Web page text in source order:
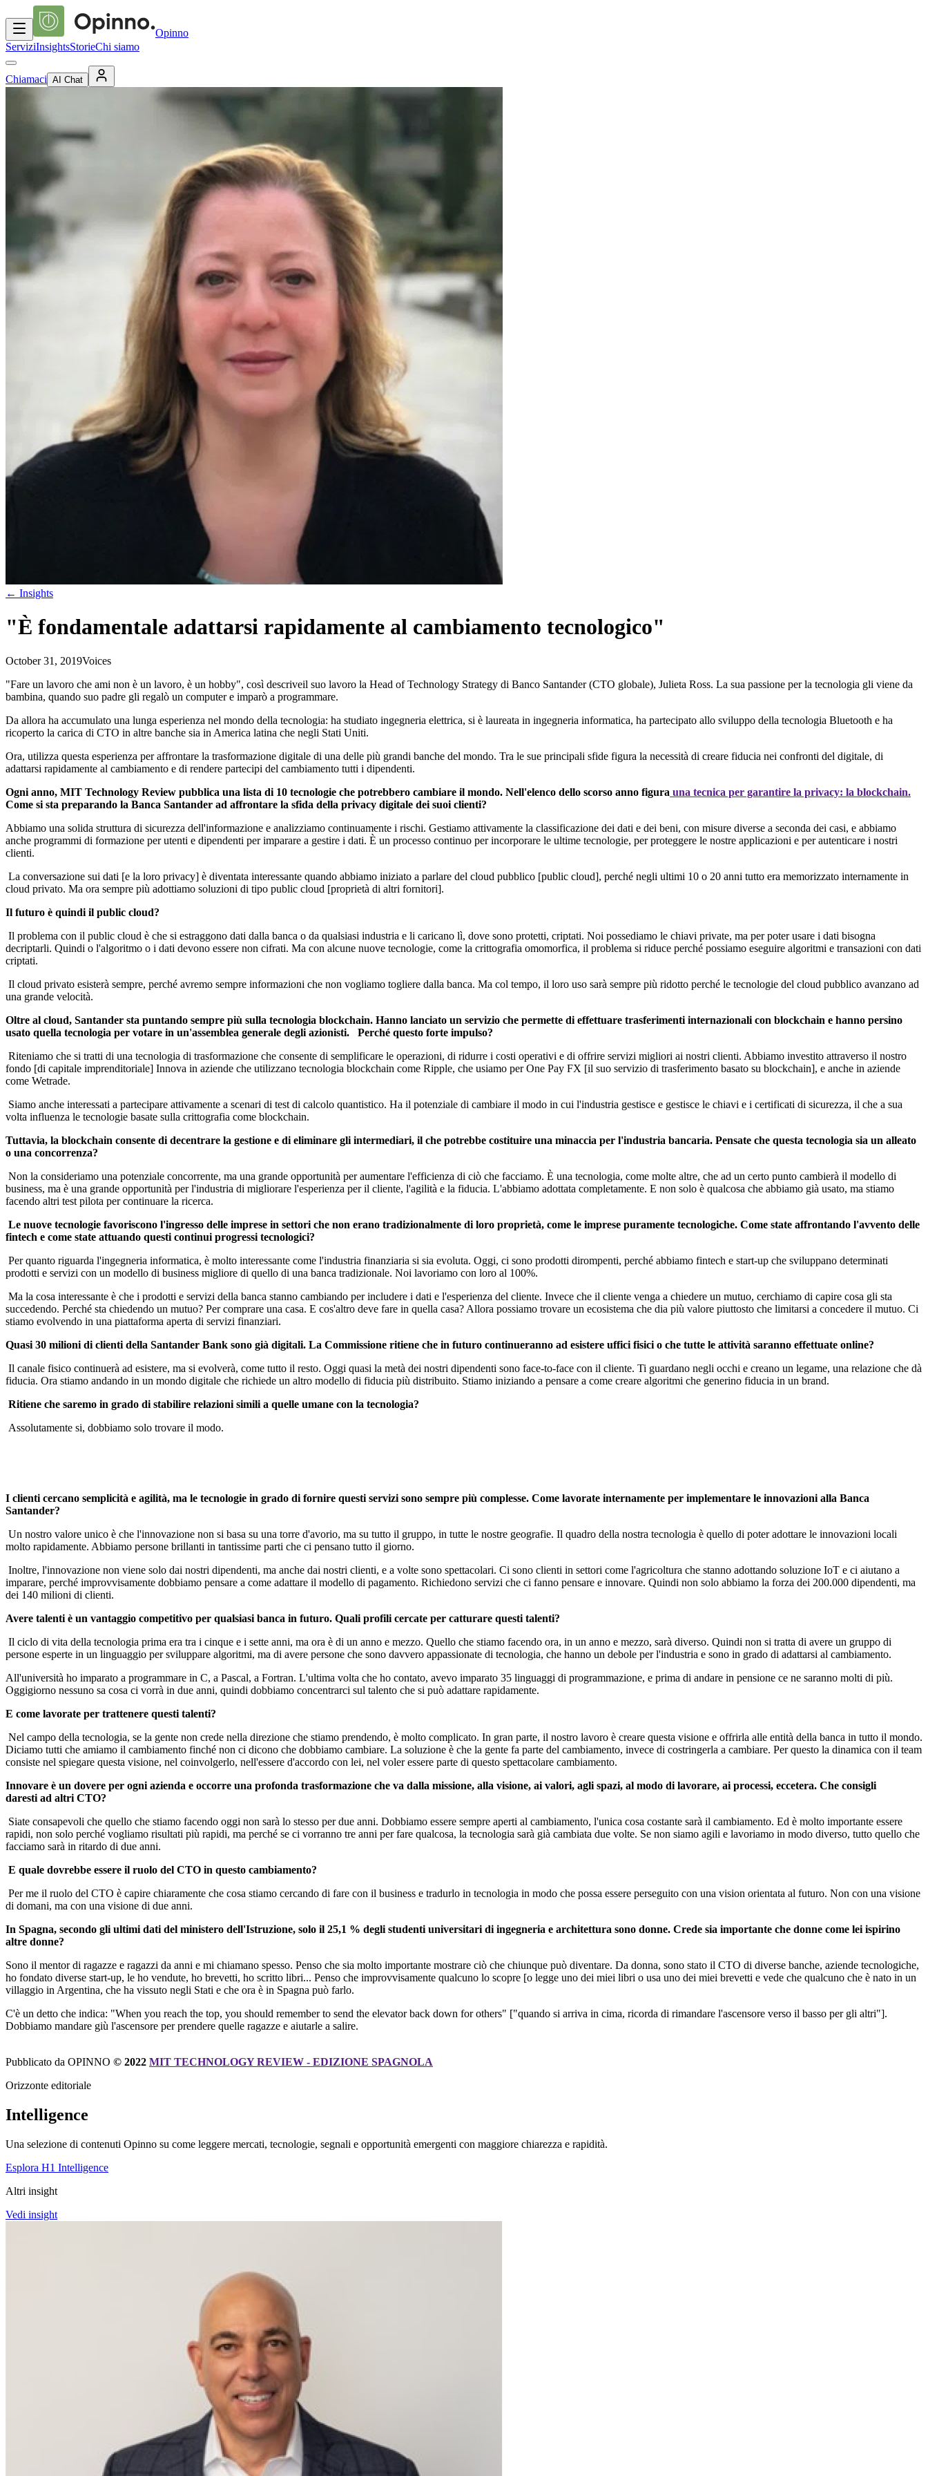
Opinno
ServiziInsightsStorieChi siamo
Chiamaci AI Chat
← Insights
"È fondamentale adattarsi rapidamente al cambiamento tecnologico"
October 31, 2019Voices
"Fare un lavoro che ami non è un lavoro, è un hobby", così descriveil suo lavoro la Head of Technology Strategy di Banco Santander (CTO globale), Julieta Ross. La sua passione per la tecnologia gli viene da
bambina, quando suo padre gli regalò un computer e imparò a programmare.
Da allora ha accumulato una lunga esperienza nel mondo della tecnologia: ha studiato ingegneria elettrica, si è laureata in ingegneria informatica, ha partecipato allo sviluppo della tecnologia Bluetooth e ha
ricoperto la carica di CTO in altre banche sia in America latina che negli Stati Uniti.
Ora, utilizza questa esperienza per affrontare la trasformazione digitale di una delle più grandi banche del mondo. Tra le sue principali sfide figura la necessità di creare fiducia nei confronti del digitale, di
adattarsi rapidamente al cambiamento e di rendere partecipi del cambiamento tutti i dipendenti.
Ogni anno, MIT Technology Review pubblica una lista di 10 tecnologie che potrebbero cambiare il mondo. Nell'elenco dello scorso anno figura una tecnica per garantire la privacy: la blockchain.
Come si sta preparando la Banca Santander ad affrontare la sfida della privacy digitale dei suoi clienti?
Abbiamo una solida struttura di sicurezza dell'informazione e analizziamo continuamente i rischi. Gestiamo attivamente la classificazione dei dati e dei beni, con misure diverse a seconda dei casi, e abbiamo
anche programmi di formazione per utenti e dipendenti per imparare a gestire i dati. È un processo continuo per incorporare le ultime tecnologie, per proteggere le nostre applicazioni e per autenticare i nostri
clienti.
La conversazione sui dati [e la loro privacy] è diventata interessante quando abbiamo iniziato a parlare del cloud pubblico [public cloud], perché negli ultimi 10 o 20 anni tutto era memorizzato internamente in
cloud privato. Ma ora sempre più adottiamo soluzioni di tipo public cloud [proprietà di altri fornitori].
Il futuro è quindi il public cloud?
Il problema con il public cloud è che si estraggono dati dalla banca o da qualsiasi industria e li caricano lì, dove sono protetti, criptati. Noi possediamo le chiavi private, ma per poter usare i dati bisogna
decriptarli. Quindi o l'algoritmo o i dati devono essere non cifrati. Ma con alcune nuove tecnologie, come la crittografia omomorfica, il problema si riduce perché possiamo eseguire algoritmi e transazioni con dati
criptati.
Il cloud privato esisterà sempre, perché avremo sempre informazioni che non vogliamo togliere dalla banca. Ma col tempo, il loro uso sarà sempre più ridotto perché le tecnologie del cloud pubblico avanzano ad
una grande velocità.
Oltre al cloud, Santander sta puntando sempre più sulla tecnologia blockchain. Hanno lanciato un servizio che permette di effettuare trasferimenti internazionali con blockchain e hanno persino
usato quella tecnologia per votare in un'assemblea generale degli azionisti. Perché questo forte impulso?
Riteniamo che si tratti di una tecnologia di trasformazione che consente di semplificare le operazioni, di ridurre i costi operativi e di offrire servizi migliori ai nostri clienti. Abbiamo investito attraverso il nostro
fondo [di capitale imprenditoriale] Innova in aziende che utilizzano tecnologia blockchain come Ripple, che usiamo per One Pay FX [il suo servizio di trasferimento basato su blockchain], e anche in aziende
come Wetrade.
Siamo anche interessati a partecipare attivamente a scenari di test di calcolo quantistico. Ha il potenziale di cambiare il modo in cui l'industria gestisce e gestisce le chiavi e i certificati di sicurezza, il che a sua
volta influenza le tecnologie basate sulla crittografia come blockchain.
Tuttavia, la blockchain consente di decentrare la gestione e di eliminare gli intermediari, il che potrebbe costituire una minaccia per l'industria bancaria. Pensate che questa tecnologia sia un alleato
o una concorrenza?
Non la consideriamo una potenziale concorrente, ma una grande opportunità per aumentare l'efficienza di ciò che facciamo. È una tecnologia, come molte altre, che ad un certo punto cambierà il modello di
business, ma è una grande opportunità per l'industria di migliorare l'esperienza per il cliente, l'agilità e la fiducia. L'abbiamo adottata completamente. E non solo è qualcosa che abbiamo già usato, ma stiamo
facendo altri test pilota per continuare la ricerca.
Le nuove tecnologie favoriscono l'ingresso delle imprese in settori che non erano tradizionalmente di loro proprietà, come le imprese puramente tecnologiche. Come state affrontando l'avvento delle
fintech e come state attuando questi continui progressi tecnologici?
Per quanto riguarda l'ingegneria informatica, è molto interessante come l'industria finanziaria si sia evoluta. Oggi, ci sono prodotti dirompenti, perché abbiamo fintech e start-up che sviluppano determinati
prodotti e servizi con un modello di business migliore di quello di una banca tradizionale. Noi lavoriamo con loro al 100%.
Ma la cosa interessante è che i prodotti e servizi della banca stanno cambiando per includere i dati e l'esperienza del cliente. Invece che il cliente venga a chiedere un mutuo, cerchiamo di capire cosa gli sta
succedendo. Perché sta chiedendo un mutuo? Per comprare una casa. E cos'altro deve fare in quella casa? Allora possiamo trovare un ecosistema che dia più valore piuttosto che limitarsi a concedere il mutuo. Ci
stiamo evolvendo in una piattaforma aperta di servizi finanziari.
Quasi 30 milioni di clienti della Santander Bank sono già digitali. La Commissione ritiene che in futuro continueranno ad esistere uffici fisici o che tutte le attività saranno effettuate online?
Il canale fisico continuerà ad esistere, ma si evolverà, come tutto il resto. Oggi quasi la metà dei nostri dipendenti sono face-to-face con il cliente. Ti guardano negli occhi e creano un legame, una relazione che dà
fiducia. Ora stiamo andando in un mondo digitale che richiede un altro modello di fiducia più distribuito. Stiamo iniziando a pensare a come creare algoritmi che generino fiducia in un brand.
Ritiene che saremo in grado di stabilire relazioni simili a quelle umane con la tecnologia?
Assolutamente si, dobbiamo solo trovare il modo.
I clienti cercano semplicità e agilità, ma le tecnologie in grado di fornire questi servizi sono sempre più complesse. Come lavorate internamente per implementare le innovazioni alla Banca
Santander?
Un nostro valore unico è che l'innovazione non si basa su una torre d'avorio, ma su tutto il gruppo, in tutte le nostre geografie. Il quadro della nostra tecnologia è quello di poter adottare le innovazioni locali
molto rapidamente. Abbiamo persone brillanti in tantissime parti che ci pensano tutto il giorno.
Inoltre, l'innovazione non viene solo dai nostri dipendenti, ma anche dai nostri clienti, e a volte sono spettacolari. Ci sono clienti in settori come l'agricoltura che stanno adottando soluzione IoT e ci aiutano a
imparare, perché improvvisamente dobbiamo pensare a come adattare il modello di pagamento. Richiedono servizi che ci fanno pensare e innovare. Quindi non solo abbiamo la forza dei 200.000 dipendenti, ma
dei 140 milioni di clienti.
Avere talenti è un vantaggio competitivo per qualsiasi banca in futuro. Quali profili cercate per catturare questi talenti?
Il ciclo di vita della tecnologia prima era tra i cinque e i sette anni, ma ora è di un anno e mezzo. Quello che stiamo facendo ora, in un anno e mezzo, sarà diverso. Quindi non si tratta di avere un gruppo di
persone esperte in un linguaggio per sviluppare algoritmi, ma di avere persone che sono davvero appassionate di tecnologia, che hanno un debole per l'industria e sono in grado di adattarsi al cambiamento.
All'università ho imparato a programmare in C, a Pascal, a Fortran. L'ultima volta che ho contato, avevo imparato 35 linguaggi di programmazione, e prima di andare in pensione ce ne saranno molti di più.
Oggigiorno nessuno sa cosa ci vorrà in due anni, quindi dobbiamo concentrarci sul talento che si può adattare rapidamente.
E come lavorate per trattenere questi talenti?
Nel campo della tecnologia, se la gente non crede nella direzione che stiamo prendendo, è molto complicato. In gran parte, il nostro lavoro è creare questa visione e offrirla alle entità della banca in tutto il mondo.
Diciamo tutti che amiamo il cambiamento finché non ci dicono che dobbiamo cambiare. La soluzione è che la gente fa parte del cambiamento, invece di costringerla a cambiare. Per questo la dinamica con il team
consiste nel spiegare questa visione, nel coinvolgerlo, nell'essere d'accordo con lei, nel voler essere parte di questo spettacolare cambiamento.
Innovare è un dovere per ogni azienda e occorre una profonda trasformazione che va dalla missione, alla visione, ai valori, agli spazi, al modo di lavorare, ai processi, eccetera. Che consigli
daresti ad altri CTO?
Siate consapevoli che quello che stiamo facendo oggi non sarà lo stesso per due anni. Dobbiamo essere sempre aperti al cambiamento, l'unica cosa costante sarà il cambiamento. Ed è molto importante essere
rapidi, non solo perché vogliamo risultati più rapidi, ma perché se ci vorranno tre anni per fare qualcosa, la tecnologia sarà già cambiata due volte. Se non siamo agili e lavoriamo in modo diverso, tutto quello che
facciamo sarà in ritardo di due anni.
E quale dovrebbe essere il ruolo del CTO in questo cambiamento?
Per me il ruolo del CTO è capire chiaramente che cosa stiamo cercando di fare con il business e tradurlo in tecnologia in modo che possa essere perseguito con una vision orientata al futuro. Non con una visione
di domani, ma con una visione di due anni.
In Spagna, secondo gli ultimi dati del ministero dell'Istruzione, solo il 25,1 % degli studenti universitari di ingegneria e architettura sono donne. Crede sia importante che donne come lei ispirino
altre donne?
Sono il mentor di ragazze e ragazzi da anni e mi chiamano spesso. Penso che sia molto importante mostrare ciò che chiunque può diventare. Da donna, sono stato il CTO di diverse banche, aziende tecnologiche,
ho fondato diverse start-up, le ho vendute, ho brevetti, ho scritto libri... Penso che improvvisamente qualcuno lo scopre [o legge uno dei miei libri o usa uno dei miei brevetti e vede che qualcuno che è nato in un
villaggio in Argentina, che ha vissuto negli Stati e che ora è in Spagna può farlo.
C'è un detto che indica: "When you reach the top, you should remember to send the elevator back down for others" ["quando si arriva in cima, ricorda di rimandare l'ascensore verso il basso per gli altri"].
Dobbiamo mandare giù l'ascensore per prendere quelle ragazze e aiutarle a salire.
Pubblicato da OPINNO © 2022 MIT TECHNOLOGY REVIEW - EDIZIONE SPAGNOLA
Orizzonte editoriale
Intelligence
Una selezione di contenuti Opinno su come leggere mercati, tecnologie, segnali e opportunità emergenti con maggiore chiarezza e rapidità.
Esplora H1 Intelligence
Altri insight
Vedi insight